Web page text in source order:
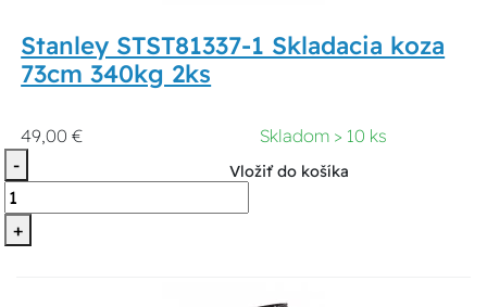
Stanley STST81337-1 Skladacia koza
73cm 340kg 2ks
49,00 €
Skladom > 10 ks
-
+
Vložiť do košíka